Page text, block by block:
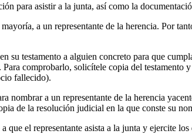
para asistir a la junta, así como la
a un representante de la herencia. Por
su testamento a alguien concreto para que
comprobarlo, solicítele copia del
fallecido).
nombrar a un representante de la herencia
de la resolución judicial en la que conste su
el representante asista a la junta y ejercite